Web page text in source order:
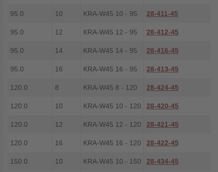
95.0 10 KRA-W45 10 - 95 28-411-45
95.0 12 KRA-W45 12 - 95 28-412-45
95.0 14 KRA-W45 14 - 95 28-416-45
95.0 16 KRA-W45 16 - 95 28-413-45
120.0 8 KRA-W45 8 - 120 28-424-45
120.0 10 KRA-W45 10 - 120 28-420-45
120.0 12 KRA-W45 12 - 120 28-421-45
120.0 16 KRA-W45 16 - 120 28-422-45
150.0 10 KRA-W45 10 - 150 28-434-45